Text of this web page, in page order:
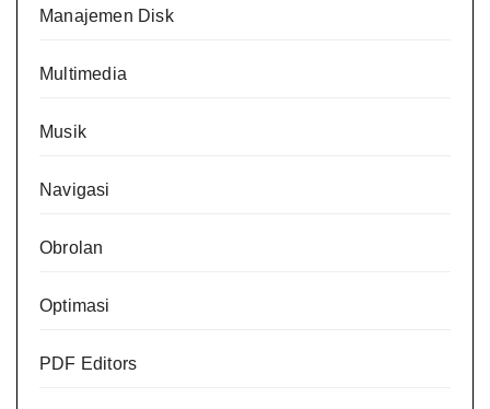
Manajemen Disk
Multimedia
Musik
Navigasi
Obrolan
Optimasi
PDF Editors